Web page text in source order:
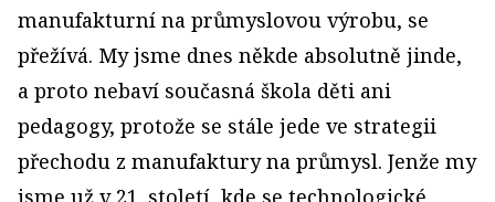
manufakturní na průmyslovou výrobu, se
přežívá. My jsme dnes někde absolutně jinde,
a proto nebaví současná škola děti ani
pedagogy, protože se stále jede ve strategii
přechodu z manufaktury na průmysl. Jenže my
jsme už v 21. století, kde se technologické